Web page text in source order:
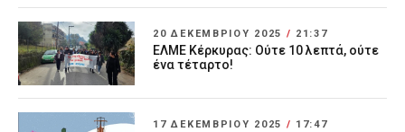
20 ΔΕΚΕΜΒΡΊΟΥ 2025 / 21:37
ΕΛΜΕ Κέρκυρας: Ούτε 10 λεπτά, ούτε
ένα τέταρτο!
17 ΔΕΚΕΜΒΡΊΟΥ 2025 / 17:47